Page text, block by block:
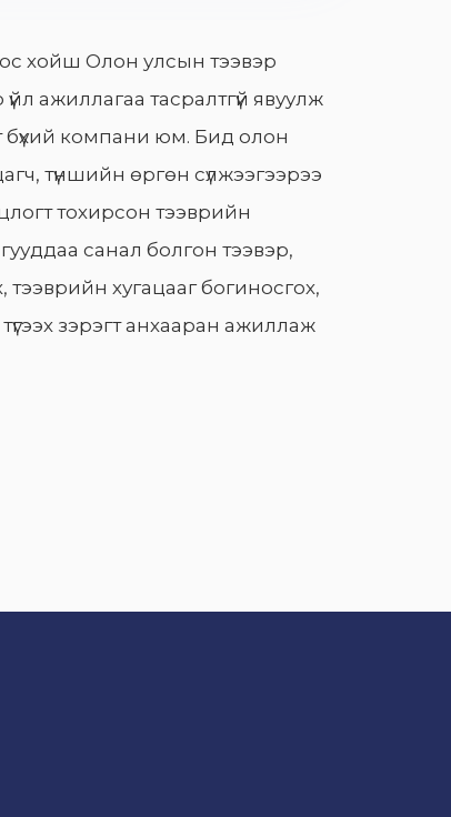
хойш Олон улсын тээвэр
ажиллагаа тасралтгүй явуулж
компани юм. Бид олон
түншийн өргөн сүлжээгээрээ
тохирсон тээврийн
санал болгон тээвэр,
хугацааг богиносгох,
зэрэгт анхааран ажиллаж